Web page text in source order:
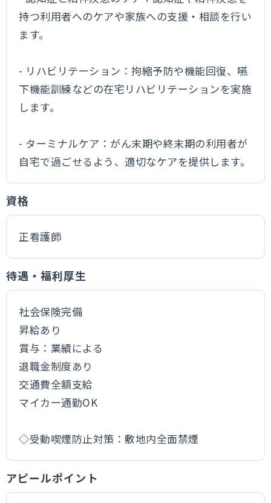
持つ利用者へのケアや家族への支援・相談を行い
ます。
- リハビリテーション：拘縮予防や機能回復、嚥
下機能訓練などの在宅リハビリテーションを実施
します。
- ターミナルケア：がん末期や終末期の利用者が
自宅で過ごせるよう、適切なケアを提供します。
資格
正看護師
待遇・福利厚生
社会保険完備
昇給あり
賞与：業績による
退職金制度あり
交通費全額支給
マイカー通勤OK
◇受動喫煙防止対策：敷地内全面禁煙
アピールポイント